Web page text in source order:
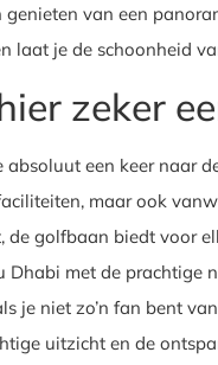
van een
laat je de schoonheid
zeker
een keer naar
maar ook
de golfbaan biedt voor
Dhabi met de prachtige
je niet zo’n fan bent
uitzicht en de